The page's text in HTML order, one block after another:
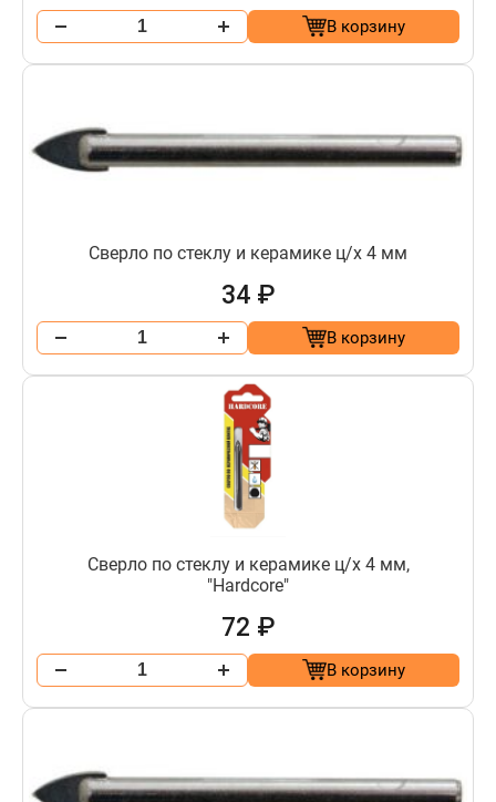
В корзину
Сверло по стеклу и керамике ц/х 4 мм
34 ₽
В корзину
Сверло по стеклу и керамике ц/х 4 мм,
"Hardcore"
72 ₽
В корзину